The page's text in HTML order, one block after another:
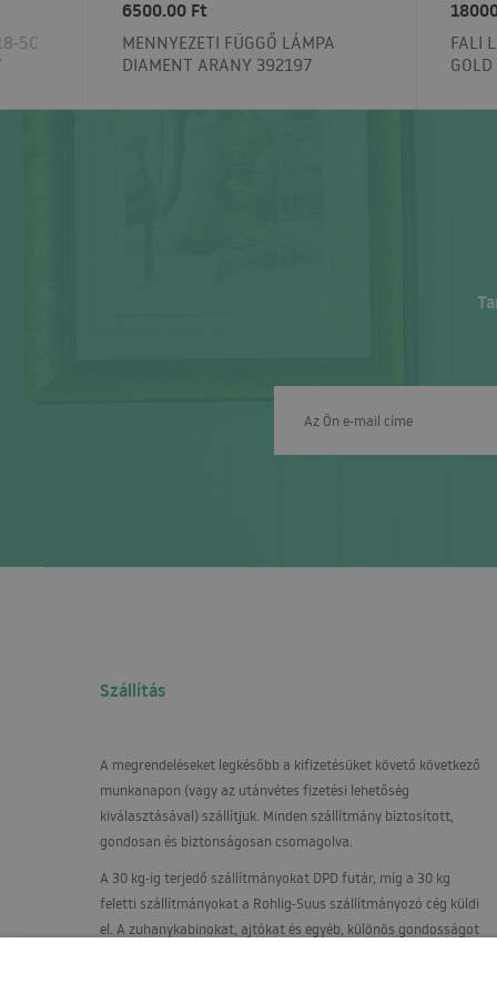
5C
6500.00 Ft
MENNYEZETI FÜGGŐ LÁMPA
DIAMENT ARANY 392197
FALI
Szállítás
A megrendeléseket legkésőbb a kifizetésüket követő következő
munkanapon (vagy az utánvétes fizetési lehetőség
kiválasztásával) szállítjuk. Minden szállítmány biztosított,
gondosan és biztonságosan csomagolva.
A 30 kg-ig terjedő szállítmányokat DPDfutár, míg a 30 kg
feletti szállítmányokat a Rohlig-Suus szállítmányozó cég küldi
el. A zuhanykabinokat, ajtókat és egyéb, különös gondosságot